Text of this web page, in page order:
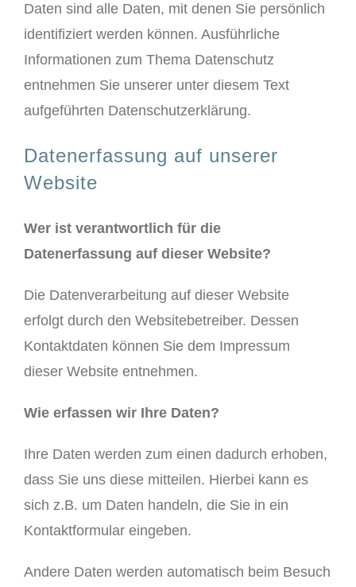
Daten sind alle Daten, mit denen Sie persönlich
identifiziert werden können. Ausführliche
Informationen zum Thema Datenschutz
entnehmen Sie unserer unter diesem Text
aufgeführten Datenschutzerklärung.
Datenerfassung auf unserer
Website
Wer ist verantwortlich für die
Datenerfassung auf dieser Website?
Die Datenverarbeitung auf dieser Website
erfolgt durch den Websitebetreiber. Dessen
Kontaktdaten können Sie dem Impressum
dieser Website entnehmen.
Wie erfassen wir Ihre Daten?
Ihre Daten werden zum einen dadurch erhoben,
dass Sie uns diese mitteilen. Hierbei kann es
sich z.B. um Daten handeln, die Sie in ein
Kontaktformular eingeben.
Andere Daten werden automatisch beim Besuch